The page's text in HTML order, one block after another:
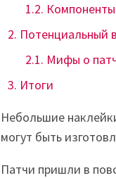
Потенциальный
Мифы о
Итоги
Небольшие
могут быть
Патчи пришли в